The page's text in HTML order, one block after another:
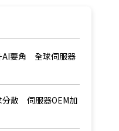
AI要角 全球伺服器
分散 伺服器OEM加